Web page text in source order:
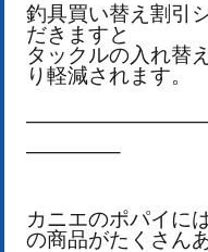
釣具買い替え割引
だきますと
タックルの入れ替
り軽減されます。
————–
カニエのポパイに
の商品がたくさん